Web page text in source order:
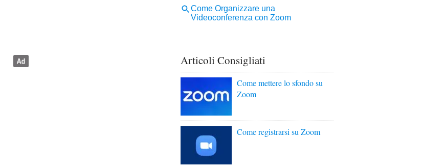
Articoli Consigliati
Come mettere lo sfondo su
Zoom
Come registrarsi su Zoom